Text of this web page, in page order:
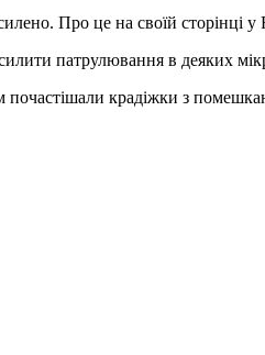
Про це на своїй
патрулювання в деяких
почастішали крадіжки з